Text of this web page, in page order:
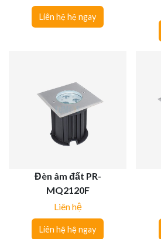
Liên hệ hệ ngay
Đèn âm đất PR-
MQ2120F
Liên hệ
Liên hệ hệ ngay